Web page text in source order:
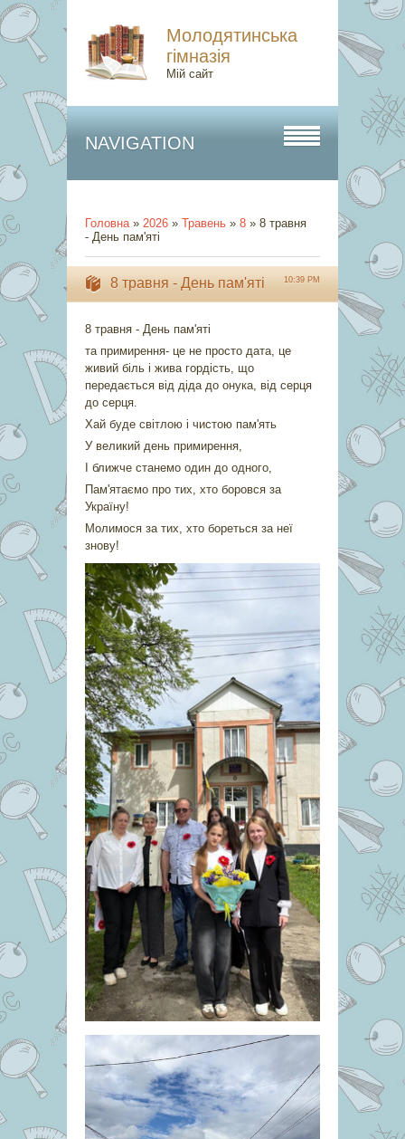
Молодятинська
гімназія
Мій сайт
NAVIGATION
Головна » 2026 » Травень » 8 » 8 травня
- День пам'яті
10:39 PM
8 травня - День пам'яті
8 травня - День пам'яті
та примирення- це не просто дата, це
живий біль і жива гордість, що
передається від діда до онука, від серця
до серця.
Хай буде світлою і чистою пам'ять
У великий день примирення,
І ближче станемо один до одного,
Пам'ятаємо про тих, хто боровся за
Україну!
Молимося за тих, хто бореться за неї
знову!